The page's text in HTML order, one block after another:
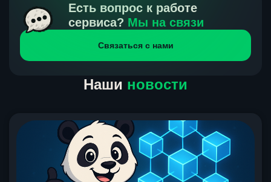
получения нами средств от тебя, а на другой части
направлений курс, указанный на сайте, является
окончательным. Если сомневаешься, напиши в онлайн-
чат на сайте, мы поможем разобраться.
Есть вопрос к работе
сервиса? Мы на связи
Связаться с нами
Наши новости